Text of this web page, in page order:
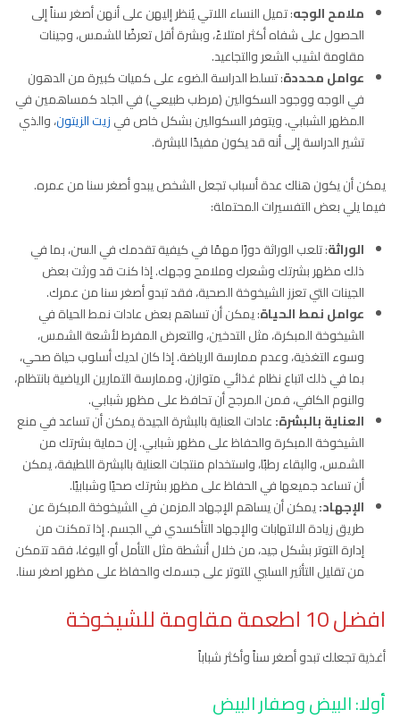
ملامح الوجه: تميل النساء اللاتي يُنظر إليهن على أنهن أصغر سناً إلى
الحصول على شفاه أكثر امتلاءً، وبشرة أقل تعرضًا للشمس، وجينات
مقاومة لشيب الشعر والتجاعيد.
عوامل محددة: تسلط الدراسة الضوء على كميات كبيرة من الدهون
في الوجه ووجود السكوالين (مرطب طبيعي) في الجلد كمساهمين في
المظهر الشبابي. ويتوفر السكوالين بشكل خاص فيزيت الزيتون، والذي
تشير الدراسة إلى أنه قد يكون مفيدًا للبشرة.
يمكن أن يكون هناك عدة أسباب تجعل الشخص يبدو أصغر سنا من عمره.
فيما يلي بعض التفسيرات المحتملة:
الوراثة: تلعب الوراثة دورًا مهمًا في كيفية تقدمك في السن، بما في
ذلك مظهر بشرتك وشعرك وملامح وجهك. إذا كنت قد ورثت بعض
الجينات التي تعزز الشيخوخة الصحية، فقد تبدو أصغر سنا من عمرك.
عوامل نمط الحياة: يمكن أن تساهم بعض عادات نمط الحياة في
الشيخوخة المبكرة، مثل التدخين، والتعرض المفرط لأشعة الشمس،
وسوء التغذية، وعدم ممارسة الرياضة. إذا كان لديك أسلوب حياة صحي،
بما في ذلك اتباع نظام غذائي متوازن، وممارسة التمارين الرياضية بانتظام،
والنوم الكافي، فمن المرجح أن تحافظ على مظهر شبابي.
العناية بالبشرة:عادات العناية بالبشرة الجيدة يمكن أن تساعد في منع
الشيخوخة المبكرة والحفاظ على مظهر شبابي. إن حماية بشرتك من
الشمس، والبقاء رطبًا، واستخدام منتجات العناية بالبشرة اللطيفة، يمكن
أن تساعد جميعها في الحفاظ على مظهر بشرتك صحيًا وشبابيًا.
الإجهاد:يمكن أن يساهم الإجهاد المزمن في الشيخوخة المبكرة عن
طريق زيادة الالتهابات والإجهاد التأكسدي في الجسم. إذا تمكنت من
إدارة التوتر بشكل جيد، من خلال أنشطة مثل التأمل أو اليوغا، فقد تتمكن
من تقليل التأثير السلبي للتوتر على جسمك والحفاظ على مظهر اصغر سنا.
افضل 10 اطعمة مقاومة للشيخوخة
أغذية تجعلك تبدو أصغر سناً وأكثر شباباً
أولا: البيض وصفار البيض